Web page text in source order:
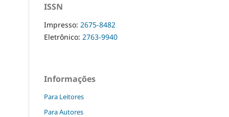
ISSN
Impresso: 2675-8482
Eletrônico: 2763-9940
Informações
Para Leitores
Para Autores